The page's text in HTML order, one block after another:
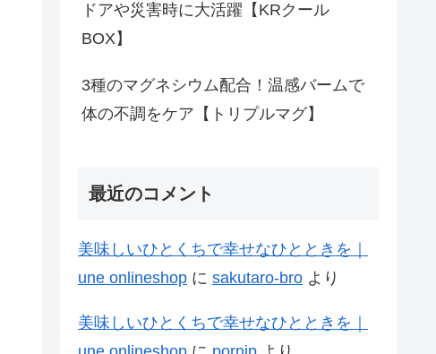
ドアや災害時に大活躍【KRクール
BOX】
3種のマグネシウム配合！温感バームで
体の不調をケア【トリプルマグ】
最近のコメント
美味しいひとくちで幸せなひとときを｜
une onlineshop に sakutaro-bro より
美味しいひとくちで幸せなひとときを｜